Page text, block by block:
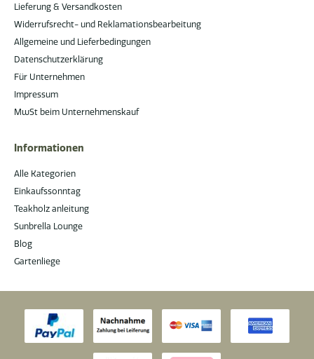
Lieferung & Versandkosten
Widerrufsrecht- und Reklamationsbearbeitung
Allgemeine und Lieferbedingungen
Datenschutzerklärung
Für Unternehmen
Impressum
MwSt beim Unternehmenskauf
Informationen
Alle Kategorien
Einkaufssonntag
Teakholz anleitung
Sunbrella Lounge
Blog
Gartenliege